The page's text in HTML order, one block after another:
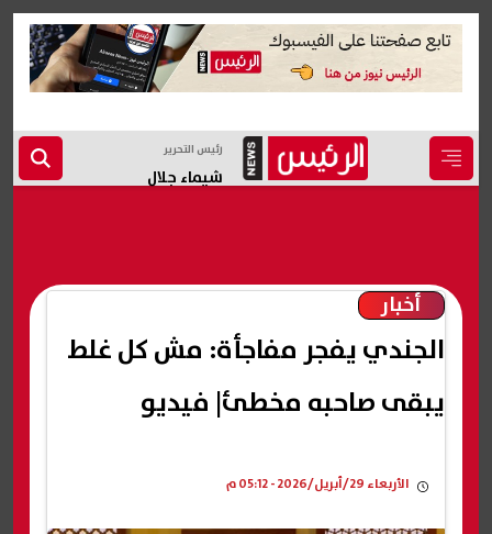
رئيس التحرير
شيماء جلال
أخبار
الجندي يفجر مفاجأة: مش كل غلط
يبقى صاحبه مخطئ| فيديو
الأربعاء 29/أبريل/2026 - 05:12 م